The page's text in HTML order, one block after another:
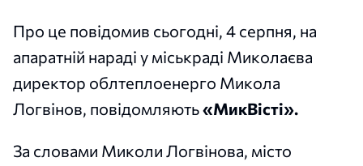
Про це повідомив сьогодні, 4 серпня, на
апаратній нараді у міськраді Миколаєва
директор облтеплоенерго Микола
Логвінов, повідомляють«МикВісті».
За словами Миколи Логвінова, місто